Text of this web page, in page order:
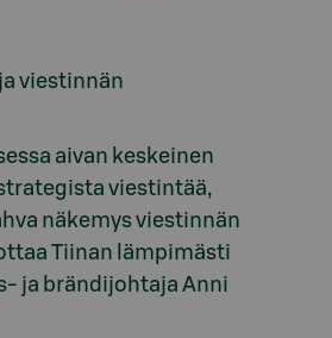
viestinnän
aivan keskeinen
viestintää,
näkemys viestinnän
Tiinan lämpimästi
ja brändijohtaja Anni